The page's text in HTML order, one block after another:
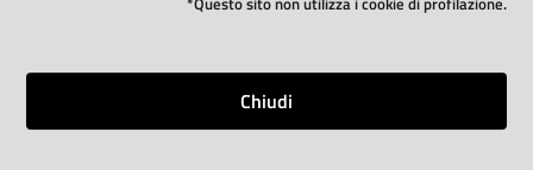
Mappa del sito
Chiudi